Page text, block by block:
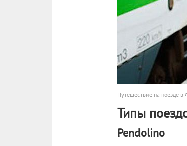
Путешествие на поезде в
Типы
Pendolino